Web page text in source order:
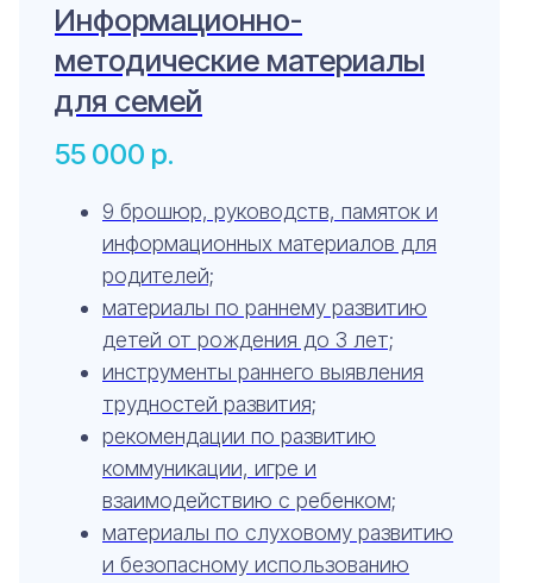
Информационно-
методические материалы
для семей
55 000 р.
9 брошюр, руководств, памяток и
информационных материалов для
родителей;
материалы по раннему развитию
детей от рождения до 3 лет;
инструменты раннего выявления
трудностей развития;
рекомендации по развитию
коммуникации, игре и
взаимодействию с ребенком;
материалы по слуховому развитию
и безопасному использованию